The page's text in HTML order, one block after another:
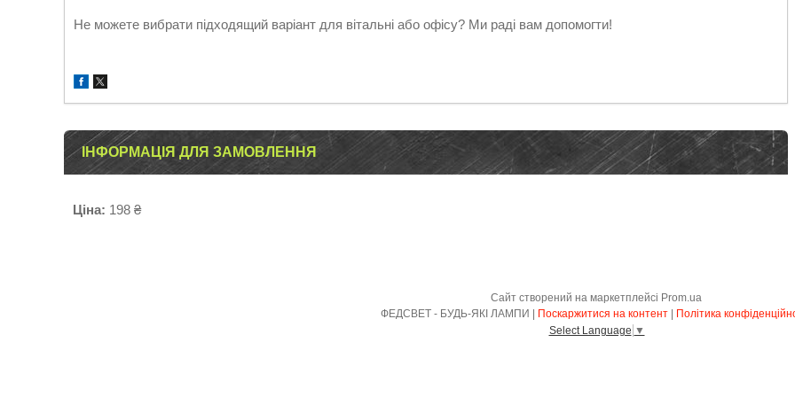
Не можете вибрати підходящий варіант для вітальні або офісу? Ми раді вам допомогти!
ІНФОРМАЦІЯ ДЛЯ ЗАМОВЛЕННЯ
Ціна: 198 ₴
Сайт створений на маркетплейсі Prom.ua
Поскаржитися на контент
Політика
Select Language ▼